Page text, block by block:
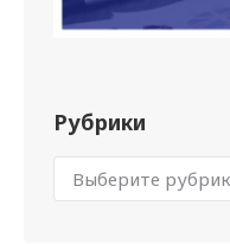
Рубрики